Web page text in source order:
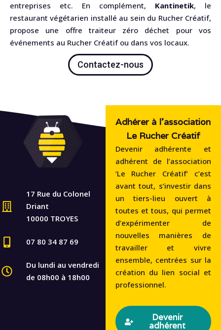
entreprises etc. En complément, Kantinetik, le
restaurant végétarien installé au sein du Rucher Créatif,
propose une offre traiteur zéro déchet pour vos
événements au Rucher Créatif ou dans vos locaux.
Contactez-nous
17 Rue du Colonel
Driant
10000 TROYES
07 80 34 87 69
Du lundi au vendredi
de 08h00 à 18h00
Adhérer à l'association
Le Rucher Créatif
Devenir adhérente et
adhérent de l’association
‘Le Rucher Créatif‘ c’est
avant tout, s’investir dans
un tiers-lieu ouvert à
toutes et tous, qui permet
d’expérimenter de
nouvelles manières de
travailler et vivre
ensemble, centrées sur la
création du lien social et
professionnel.
Devenir
adhérent